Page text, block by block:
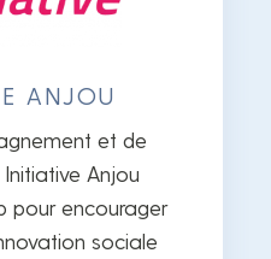
ANJOU
et de
Anjou
pour encourager
sociale